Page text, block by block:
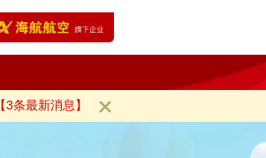
【3条最新消息】